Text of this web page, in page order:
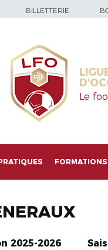
BILLETTERIE
Le
FORMATIONS
2025-2026